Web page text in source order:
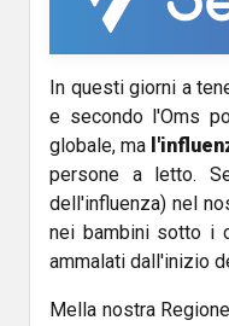
In questi giorni a
e secondo l'Oms
globale, ma
persone a letto.
dell'influenza) nel
nei bambini sotto i
ammalati dall'inizio
Mella nostra